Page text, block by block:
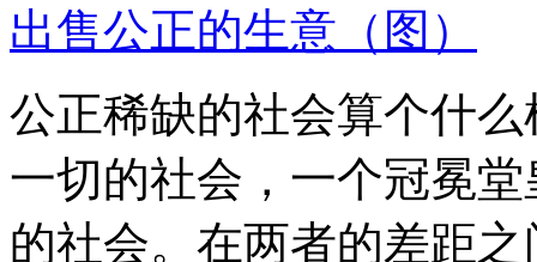
出售公正的生意（图）
公正稀缺的社会算个什
一切的社会，一个冠冕
的社会。在两者的差距